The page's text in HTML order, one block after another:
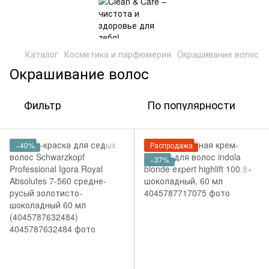
Каталог Косметика и парфюмерия Окрашивание волос
Окрашивание волос
Фильтр По популярности
−40%
Распродажа
−37%